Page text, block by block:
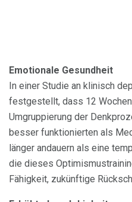
Emotionale Gesundheit
In einer Studie an klinisch
festgestellt, dass 12 Wochen
Umgruppierung der
besser funktionierten als
länger andauern als eine
die dieses
Fähigkeit, zukünftige